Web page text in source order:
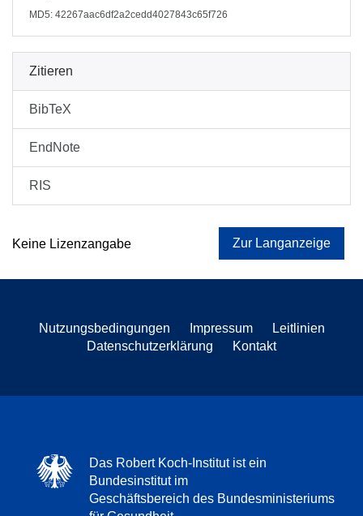
MD5: 42267aac6df2a2cedd4027843c65f726
Zitieren
BibTeX
EndNote
RIS
Keine Lizenzangabe Zur Langanzeige
Nutzungsbedingungen Impressum
Leitlinien
Datenschutzerklärung
Kontakt
Das Robert Koch-Institut ist ein
Bundesinstitut im
Geschäftsbereich des Bundesministeriums